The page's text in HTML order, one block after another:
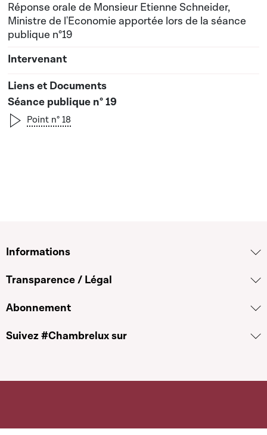
Réponse orale de Monsieur Etienne Schneider,
Ministre de l'Economie apportée lors de la séance
publique n°19
Séance publique n° 19
Point n° 18
Informations
Transparence / Légal
Abonnement
Suivez #Chambrelux sur